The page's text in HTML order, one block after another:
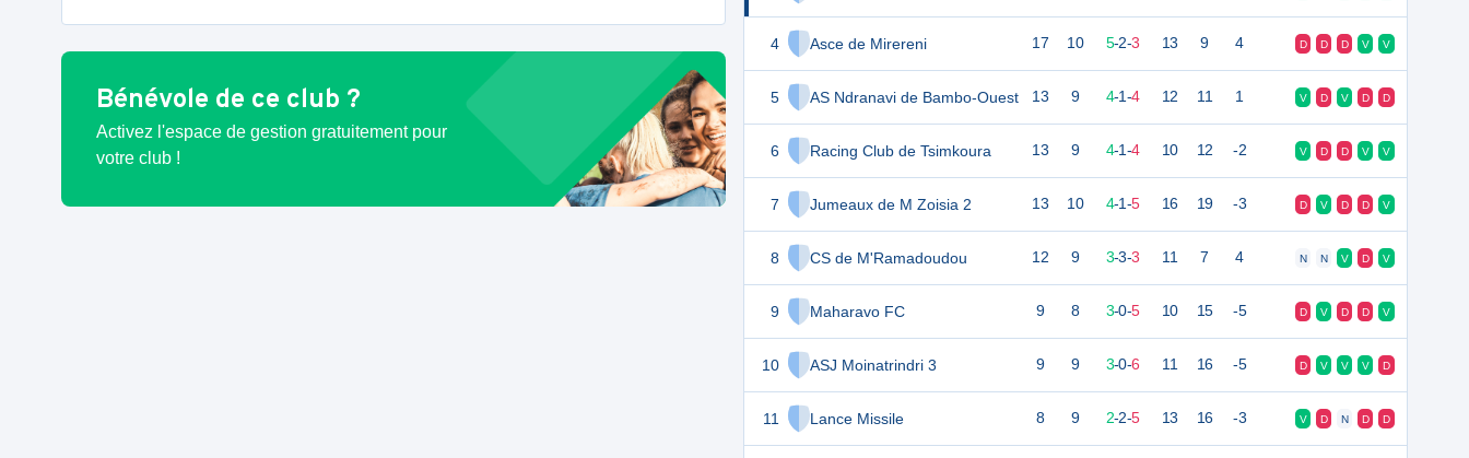
Bénévole de ce club ?
Activez l'espace de gestion gratuitement pour
votre club !
4 Asce de Mirereni
5 AS Ndranavi de Bambo-Ouest
6 Racing Club de Tsimkoura
7 Jumeaux de M Zoisia 2
8 CS de M'Ramadoudou
9 Maharavo FC
10 ASJ Moinatrindri 3
11 Lance Missile
17 10 5-2-3 13 9 4 D D D V V
13 9 4-1-4 12 11 1 V D V D D
13 9 4-1-4 10 12 -2 V D D V V
13 10 4-1-5 16 19 -3 D V D D V
12 9 3-3-3 11 7 4 N N V D V
9 8 3-0-5 10 15 -5 D V D D V
9 9 3-0-6 11 16 -5 D V V V D
8 9 2-2-5 13 16 -3 V D N D D